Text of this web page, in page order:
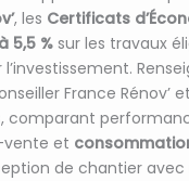
, les Certificats
5,5 %sur les travaux
France Rénov’
comparant
vente et
de chantier